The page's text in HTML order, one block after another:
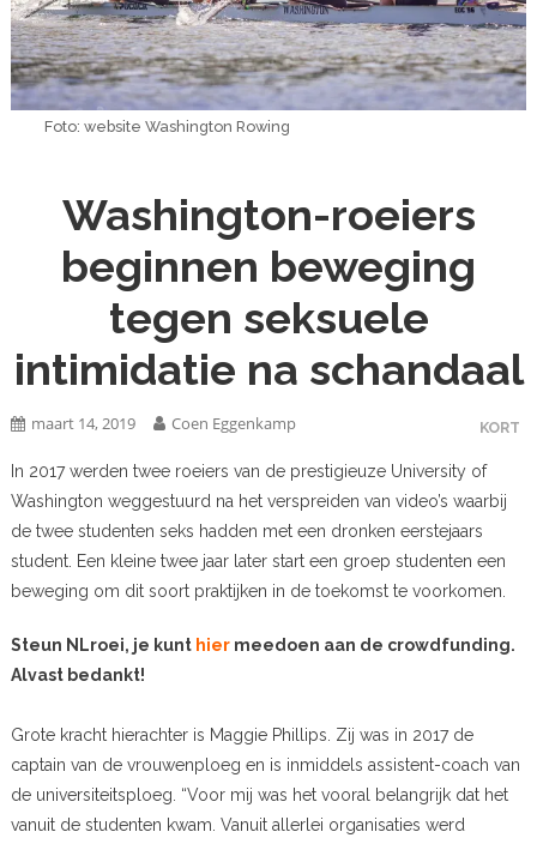
Foto: website Washington Rowing
Washington-roeiers
beginnen beweging
tegen seksuele
intimidatie na schandaal
KORT
maart 14, 2019 Coen Eggenkamp
In 2017 werden twee roeiers van de prestigieuze University of
Washington weggestuurd na het verspreiden van video’s waarbij
de twee studenten seks hadden met een dronken eerstejaars
student. Een kleine twee jaar later start een groep studenten een
beweging om dit soort praktijken in de toekomst te voorkomen.
Steun NLroei, je kunt hiermeedoen aan de crowdfunding.
Alvast bedankt!
Grote kracht hierachter is Maggie Phillips. Zij was in 2017 de
captain van de vrouwenploeg en is inmiddels assistent-coach van
de universiteitsploeg. “Voor mij was het vooral belangrijk dat het
vanuit de studenten kwam. Vanuit allerlei organisaties werd